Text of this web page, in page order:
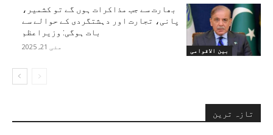
بین الاقوامی
بھارت سے جب مذاکرات ہوں گے تو کشمیر،
پانی، تجارت اور دہشتگردی کے حوالے سے
بات ہوگی: وزیراعظم
مئی 21, 2025
تازہ ترین